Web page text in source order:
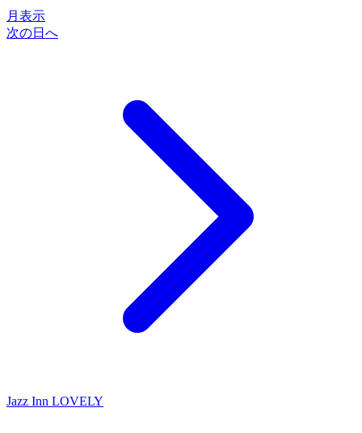
月表示
次の日へ
Jazz Inn LOVELY